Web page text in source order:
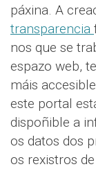
páxina. A
transparencia
nos que se
espazo web,
máis
este portal
dispoñible a
os datos dos
os rexistros